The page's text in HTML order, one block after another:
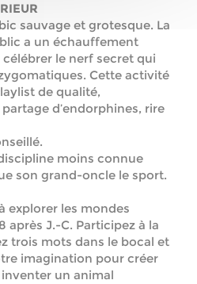
sauvage et grotesque. La
a un échauffement
le nerf secret qui
Cette activité
de qualité,
d’endorphines, rire
moins connue
son grand-oncle le sport.
explorer les mondes
après J.-C. Participez à la
trois mots dans le bocal et
imagination pour créer
un animal